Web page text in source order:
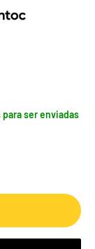
ser enviadas